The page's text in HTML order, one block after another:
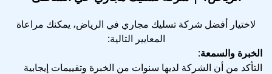
لاختيار أفضل شركة تسليك مجاري في الرياض، يمكنك مراعاة
المعايير التالية:
الخبرة والسمعة:
التأكد من أن الشركة لديها سنوات من الخبرة وتقييمات إيجابية